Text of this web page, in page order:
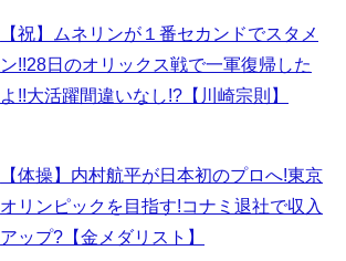
【祝】ムネリンが１番セカンドでスタメ
ン!!28日のオリックス戦で一軍復帰した
よ!!大活躍間違いなし!?【川崎宗則】
【体操】内村航平が日本初のプロへ!東京
オリンピックを目指す!コナミ退社で収入
アップ?【金メダリスト】